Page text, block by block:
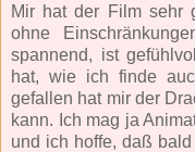
Mir hat der Film sehr
ohne
spannend, ist
hat, wie ich finde
gefallen hat mir der
kann. Ich mag ja
und ich hoffe, daß